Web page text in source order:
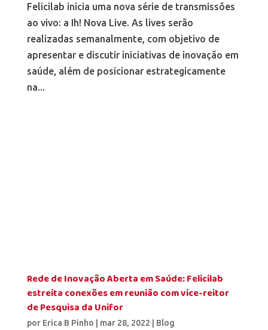
Felicilab inicia uma nova série de transmissões
ao vivo: a Ih! Nova Live. As lives serão
realizadas semanalmente, com objetivo de
apresentar e discutir iniciativas de inovação em
saúde, além de posicionar estrategicamente
na...
Rede de Inovação Aberta em Saúde: Felicilab
estreita conexões em reunião com vice-reitor
de Pesquisa da Unifor
por Erica B Pinho mar 28, 2022 Blog